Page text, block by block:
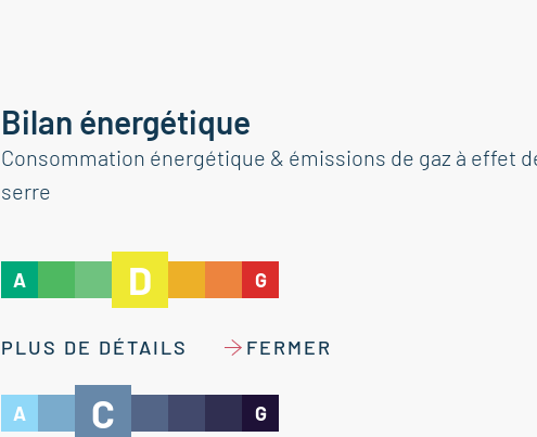
Bilan énergétique
Consommation énergétique & émissions de gaz à effet
serre
A D G
PLUS DE DÉTAILS FERMER
A C G